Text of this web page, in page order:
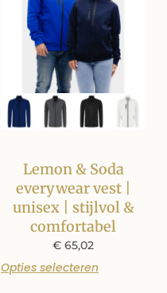
Lemon & Soda
everywear vest |
unisex | stijlvol &
comfortabel
€ 65,02
Opties selecteren